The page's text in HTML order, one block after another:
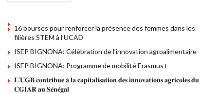
16 bourses pour renforcer la présence des femmes dans les
filières STEM à l’UCAD
ISEP BIGNONA: Célébration de l’innovation agroalimentaire
ISEP BIGNONA: Programme de mobilité Erasmus+
𝐋’𝐔𝐆𝐁 𝐜𝐨𝐧𝐭𝐫𝐢𝐛𝐮𝐞 𝐚̀ 𝐥𝐚 𝐜𝐚𝐩𝐢𝐭𝐚𝐥𝐢𝐬𝐚𝐭𝐢𝐨𝐧 𝐝𝐞𝐬 𝐢𝐧𝐧𝐨𝐯𝐚𝐭𝐢𝐨𝐧𝐬 𝐚𝐠𝐫𝐢𝐜𝐨𝐥𝐞𝐬 𝐝𝐮
𝐂𝐆𝐈𝐀𝐑 𝐚𝐮 𝐒𝐞́𝐧𝐞́𝐠𝐚𝐥